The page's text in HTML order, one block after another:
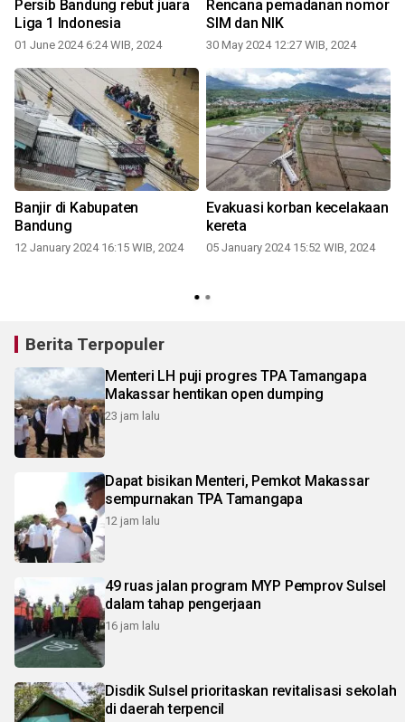
Persib Bandung rebut juara
Liga 1 Indonesia
01 June 2024 6:24 WIB, 2024
Rencana pemadanan nomor
SIM dan NIK
30 May 2024 12:27 WIB, 2024
Banjir di Kabupaten
Bandung
12 January 2024 16:15 WIB, 2024
Evakuasi korban kecelakaan
kereta
05 January 2024 15:52 WIB, 2024
Berita Terpopuler
Menteri LH puji progres TPA Tamangapa
Makassar hentikan open dumping
23 jam lalu
Dapat bisikan Menteri, Pemkot Makassar
sempurnakan TPA Tamangapa
12 jam lalu
49 ruas jalan program MYP Pemprov Sulsel
dalam tahap pengerjaan
16 jam lalu
Disdik Sulsel prioritaskan revitalisasi sekolah
di daerah terpencil